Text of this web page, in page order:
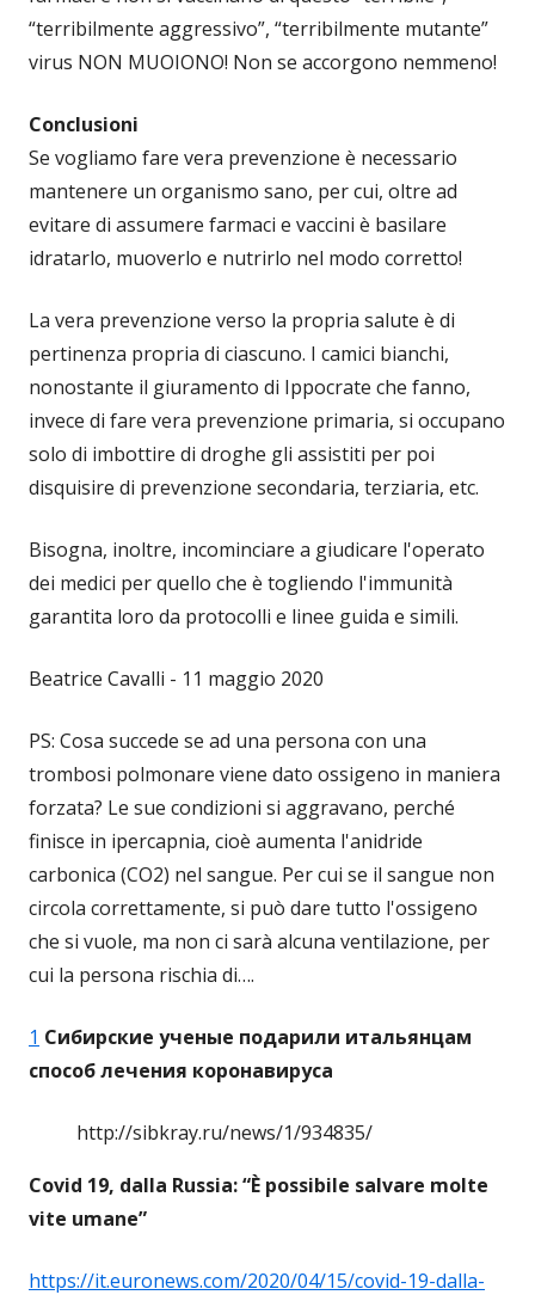
“terribilmente aggressivo”, “terribilmente mutante”
virus NON MUOIONO! Non se accorgono nemmeno!
Conclusioni
Se vogliamo fare vera prevenzione è necessario
mantenere un organismo sano, per cui, oltre ad
evitare di assumere farmaci e vaccini è basilare
idratarlo, muoverlo e nutrirlo nel modo corretto!
La vera prevenzione verso la propria salute è di
pertinenza propria di ciascuno. I camici bianchi,
nonostante il giuramento di Ippocrate che fanno,
invece di fare vera prevenzione primaria, si occupano
solo di imbottire di droghe gli assistiti per poi
disquisire di prevenzione secondaria, terziaria, etc.
Bisogna, inoltre, incominciare a giudicare l'operato
dei medici per quello che è togliendo l'immunità
garantita loro da protocolli e linee guida e simili.
Beatrice Cavalli - 11 maggio 2020
PS: Cosa succede se ad una persona con una
trombosi polmonare viene dato ossigeno in maniera
forzata? Le sue condizioni si aggravano, perché
finisce in ipercapnia, cioè aumenta l'anidride
carbonica (CO2) nel sangue. Per cui se il sangue non
circola correttamente, si può dare tutto l'ossigeno
che si vuole, ma non ci sarà alcuna ventilazione, per
cui la persona rischia di….
1 Сибирские ученые подарили итальянцам
способ лечения коронавируса
http://sibkray.ru/news/1/934835/
Covid 19, dalla Russia: “È possibile salvare molte
vite umane”
https://it.euronews.com/2020/04/15/covid-19-dalla-